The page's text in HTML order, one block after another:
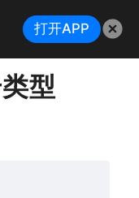
型
打开APP